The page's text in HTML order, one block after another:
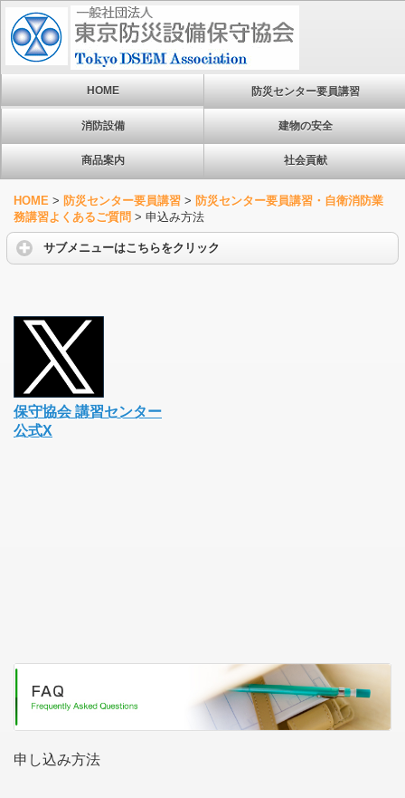
HOME 防災センター要員講習
消防設備 建物の安全
商品案内 社会貢献
HOME > 防災センター要員講習 > 防災センター要員講習・自衛消防業
務講習よくあるご質問 > 申込み方法
サブメニューはこちらをクリック
保守協会 講習センター
公式X
申し込み方法